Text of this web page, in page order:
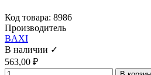
Код товара: 8986
Производитель
BAXI
В наличии ✓
563,00 ₽